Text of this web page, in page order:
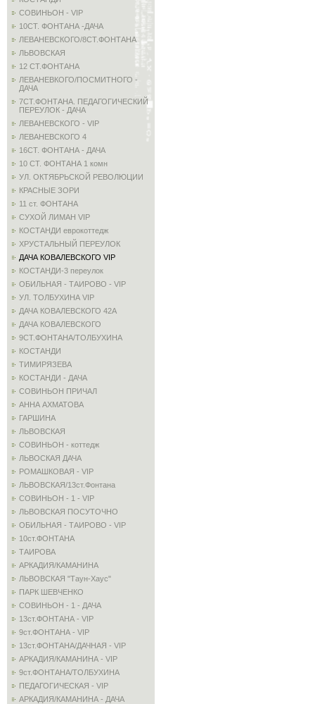
СОВИНЬОН - VIP
10СТ. ФОНТАНА -ДАЧА
ЛЕВАНЕВСКОГО/8СТ.ФОНТАНА
ЛЬВОВСКАЯ
12 СТ.ФОНТАНА
ЛЕВАНЕВКОГО/ПОСМИТНОГО -
ДАЧА
7СТ.ФОНТАНА. ПЕДАГОГИЧЕСКИЙ
ПЕРЕУЛОК - ДАЧА
ЛЕВАНЕВСКОГО - VIP
ЛЕВАНЕВСКОГО 4
16СТ. ФОНТАНА - ДАЧА
10 СТ. ФОНТАНА 1 комн
УЛ. ОКТЯБРЬСКОЙ РЕВОЛЮЦИИ
КРАСНЫЕ ЗОРИ
11 ст. ФОНТАНА
СУХОЙ ЛИМАН VIP
КОСТАНДИ еврокоттедж
ХРУСТАЛЬНЫЙ ПЕРЕУЛОК
ДАЧА КОВАЛЕВСКОГО VIP
КОСТАНДИ-3 переулок
ОБИЛЬНАЯ - ТАИРОВО - VIP
УЛ. ТОЛБУХИНА VIP
ДАЧА КОВАЛЕВСКОГО 42А
ДАЧА КОВАЛЕВСКОГО
9СТ.ФОНТАНА/ТОЛБУХИНА
КОСТАНДИ
ТИМИРЯЗЕВА
КОСТАНДИ - ДАЧА
СОВИНЬОН ПРИЧАЛ
АННА АХМАТОВА
ГАРШИНА
ЛЬВОВСКАЯ
СОВИНЬОН - коттедж
ЛЬВОСКАЯ ДАЧА
РОМАШКОВАЯ - VIP
ЛЬВОВСКАЯ/13ст.Фонтана
СОВИНЬОН - 1 - VIP
ЛЬВОВСКАЯ ПОСУТОЧНО
ОБИЛЬНАЯ - ТАИРОВО - VIP
10ст.ФОНТАНА
ТАИРОВА
АРКАДИЯ/КАМАНИНА
ЛЬВОВСКАЯ "Таун-Хаус"
ПАРК ШЕВЧЕНКО
СОВИНЬОН - 1 - ДАЧА
13ст.ФОНТАНА - VIP
9ст.ФОНТАНА - VIP
13ст.ФОНТАНА/ДАЧНАЯ - VIP
АРКАДИЯ/КАМАНИНА - VIP
9ст.ФОНТАНА/ТОЛБУХИНА
ПЕДАГОГИЧЕСКАЯ - VIP
АРКАДИЯ/КАМАНИНА - ДАЧА